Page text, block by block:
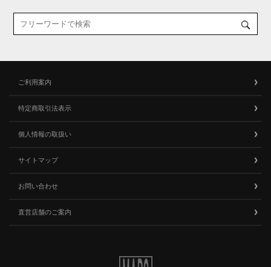
ご利用案内
特定商取引法表示
個人情報の取扱い
サイトマップ
お問い合わせ
直営店舗のご案内